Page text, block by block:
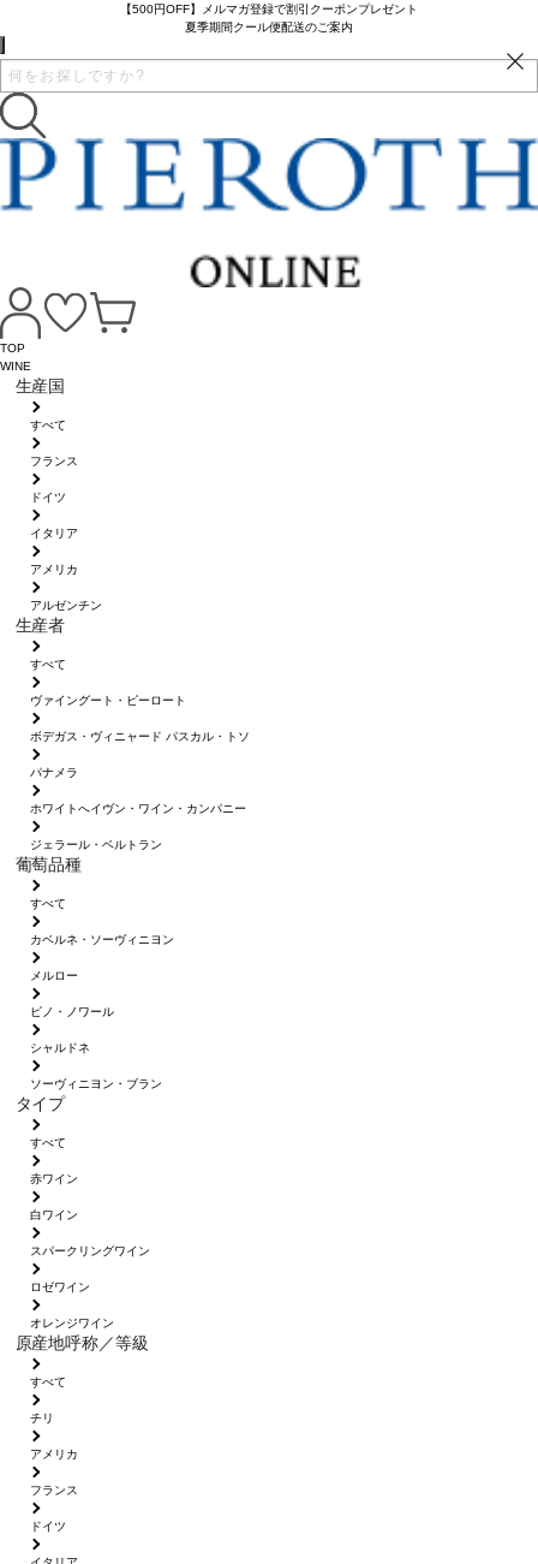
【500円OFF】メルマガ登録で割引クーポンプレゼント
夏季期間クール便配送のご案内
TOP
WINE
生産国
すべて
フランス
ドイツ
イタリア
アメリカ
アルゼンチン
生産者
すべて
ヴァイングート・ピーロート
ボデガス・ヴィニャード パスカル・トソ
パナメラ
ホワイトへイヴン・ワイン・カンパニー
ジェラール・ベルトラン
葡萄品種
すべて
カベルネ・ソーヴィニヨン
メルロー
ピノ・ノワール
シャルドネ
ソーヴィニヨン・ブラン
タイプ
すべて
赤ワイン
白ワイン
スパークリングワイン
ロゼワイン
オレンジワイン
原産地呼称／等級
すべて
チリ
アメリカ
フランス
ドイツ